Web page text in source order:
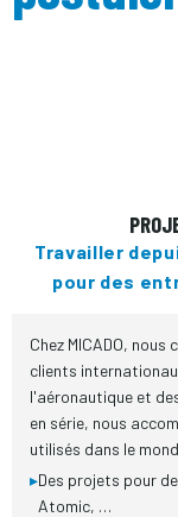
Travailler
pour des
Chez MICADO,
clients
l'aéronautique et
en série, nous
utilisés dans le
▸Des projets pour
Atomic, …